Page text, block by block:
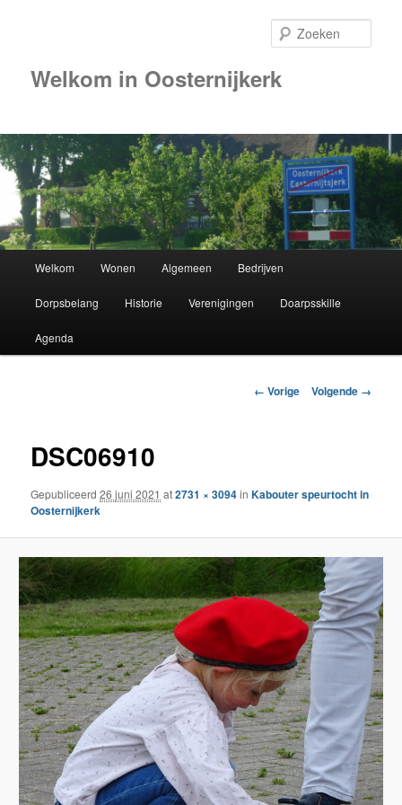
Welkom in Oosternijkerk
Spring
naar
de
Welkom Wonen Algemeen Bedrijven
Dorpsbelang Historie Verenigingen Doarpsskille
Agenda
Afbeeldingsnavigatie
← Vorige Volgende →
DSC06910
Gepubliceerd26 juni 2021 at2731 × 3094inKabouter speurtocht in
Oosternijkerk